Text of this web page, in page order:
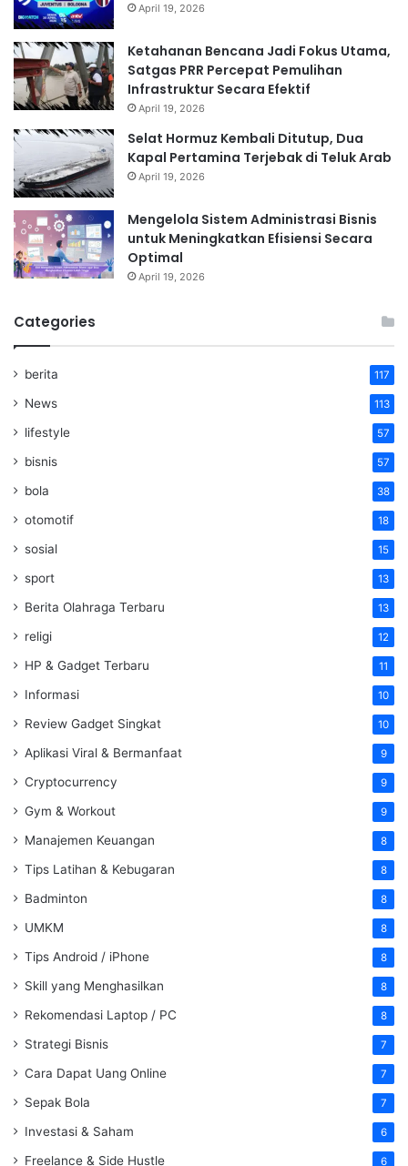
April 19, 2026
Ketahanan Bencana Jadi Fokus Utama,
Satgas PRR Percepat Pemulihan
Infrastruktur Secara Efektif
April 19, 2026
Selat Hormuz Kembali Ditutup, Dua
Kapal Pertamina Terjebak di Teluk Arab
April 19, 2026
Mengelola Sistem Administrasi Bisnis
untuk Meningkatkan Efisiensi Secara
Optimal
April 19, 2026
Categories
berita 117
News 113
lifestyle 57
bisnis 57
bola 38
otomotif 18
sosial 15
sport 13
Berita Olahraga Terbaru 13
religi 12
HP & Gadget Terbaru 11
Informasi 10
Review Gadget Singkat 10
Aplikasi Viral & Bermanfaat 9
Cryptocurrency 9
Gym & Workout 9
Manajemen Keuangan 8
Tips Latihan & Kebugaran 8
Badminton 8
UMKM 8
Tips Android / iPhone 8
Skill yang Menghasilkan 8
Rekomendasi Laptop / PC 8
Strategi Bisnis 7
Cara Dapat Uang Online 7
Sepak Bola 7
Investasi & Saham 6
Freelance & Side Hustle 6